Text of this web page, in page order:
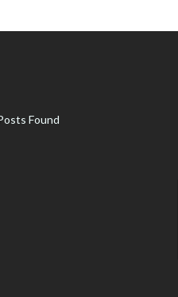
Found